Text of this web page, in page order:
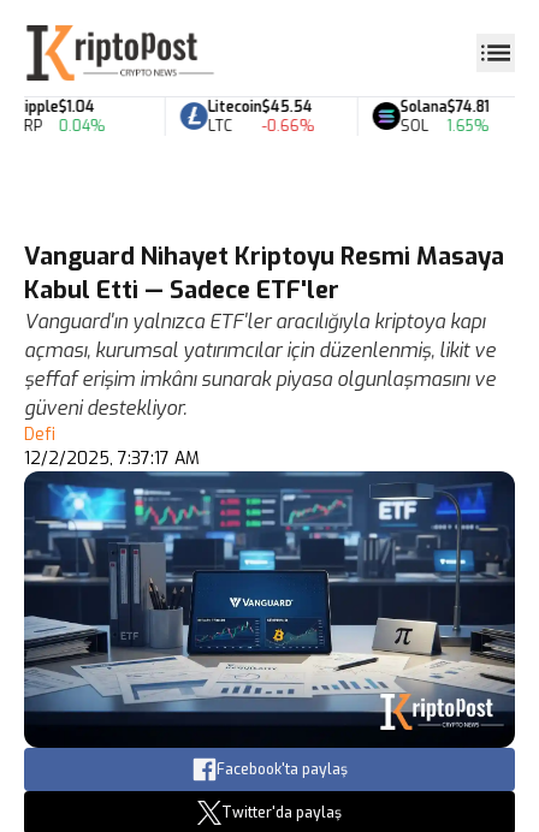
Ripple
XRP
$1.04
0.04%
Litecoin
LTC
$45.54
-0.66%
Solana
SOL
$74.81
1.65%
Vanguard Nihayet Kriptoyu Resmi Masaya
Kabul Etti — Sadece ETF'ler
Vanguard'ın yalnızca ETF'ler aracılığıyla kriptoya kapı
açması, kurumsal yatırımcılar için düzenlenmiş, likit ve
şeffaf erişim imkânı sunarak piyasa olgunlaşmasını ve
güveni destekliyor.
Defi
12/2/2025, 7:37:17 AM
Facebook'ta paylaş
Twitter'da paylaş